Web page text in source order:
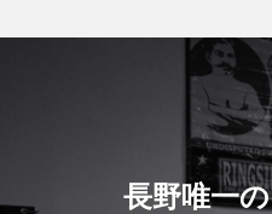
長野唯一